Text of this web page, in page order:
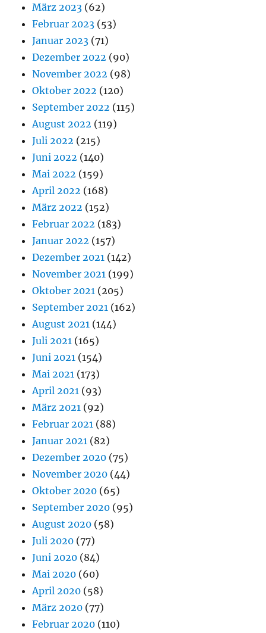
März 2023 (62)
Februar 2023 (53)
Januar 2023 (71)
Dezember 2022 (90)
November 2022 (98)
Oktober 2022 (120)
September 2022 (115)
August 2022 (119)
Juli 2022 (215)
Juni 2022 (140)
Mai 2022 (159)
April 2022 (168)
März 2022 (152)
Februar 2022 (183)
Januar 2022 (157)
Dezember 2021 (142)
November 2021 (199)
Oktober 2021 (205)
September 2021 (162)
August 2021 (144)
Juli 2021 (165)
Juni 2021 (154)
Mai 2021 (173)
April 2021 (93)
März 2021 (92)
Februar 2021 (88)
Januar 2021 (82)
Dezember 2020 (75)
November 2020 (44)
Oktober 2020 (65)
September 2020 (95)
August 2020 (58)
Juli 2020 (77)
Juni 2020 (84)
Mai 2020 (60)
April 2020 (58)
März 2020 (77)
Februar 2020 (110)